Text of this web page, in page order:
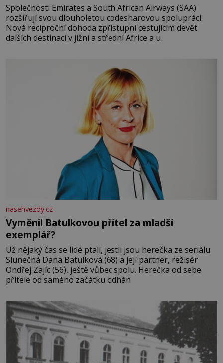
Společnosti Emirates a South African Airways (SAA)
rozšiřují svou dlouholetou codesharovou spolupráci.
Nová reciproční dohoda zpřístupní cestujícím devět
dalších destinací v jižní a střední Africe a u
nasehvezdy.cz
Vyměnil Batulkovou přítel za mladší
exemplář?
Už nějaký čas se lidé ptali, jestli jsou herečka ze seriálu
Slunečná Dana Batulková (68) a její partner, režisér
Ondřej Zajíc (56), ještě vůbec spolu. Herečka od sebe
přítele od samého začátku odhán